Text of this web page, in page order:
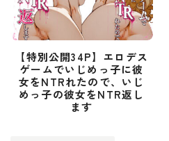
【特別公開34P】エロデス
ゲームでいじめっ子に彼
女をNTRれたので、いじ
めっ子の彼女をNTR返し
ます